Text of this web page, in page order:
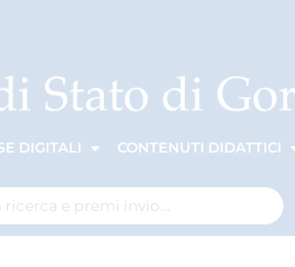
DIGITALI CONTENUTI DIDATTICI